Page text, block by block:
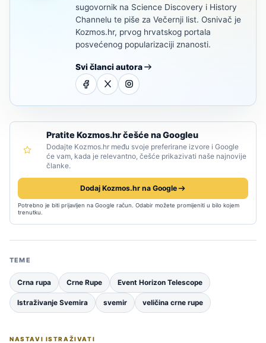
sugovornik na Science Discovery i History
Channelu te piše za Večernji list. Osnivač je
Kozmos.hr, prvog hrvatskog portala
posvećenog popularizaciji znanosti.
Svi članci autora
Pratite Kozmos.hr češće na Googleu
Dodajte Kozmos.hr među svoje preferirane izvore i Google
će vam, kada je relevantno, češće prikazivati naše najnovije
članke.
Dodaj Kozmos.hr na Google
Potrebno je biti prijavljen na Google račun. Odabir možete promijeniti u bilo kojem
trenutku.
TEME
Crna rupa Crne Rupe Event Horizon Telescope
Istraživanje Svemira svemir veličina crne rupe
NASTAVI ISTRAŽIVATI